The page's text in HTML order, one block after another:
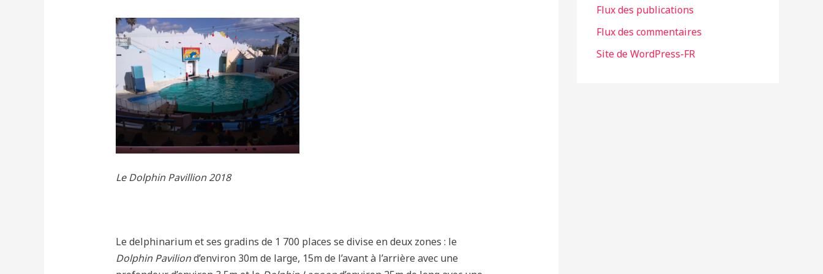
Le Dolphin Pavillion 2018
Le delphinarium et ses gradins de 1 700 places se divise en deux zones : le
Dolphin Paviliond’environ 30m de large, 15m de l’avant à l’arrière avec une
Flux des publications
Flux des commentaires
Site de WordPress-FR